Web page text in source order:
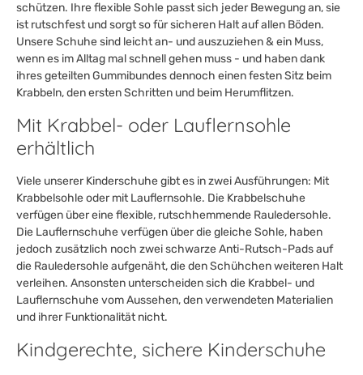
schützen. Ihre flexible Sohle passt sich jeder Bewegung an, sie
ist rutschfest und sorgt so für sicheren Halt auf allen Böden.
Unsere Schuhe sind leicht an- und auszuziehen & ein Muss,
wenn es im Alltag mal schnell gehen muss - und haben dank
ihres geteilten Gummibundes dennoch einen festen Sitz beim
Krabbeln, den ersten Schritten und beim Herumflitzen.
Mit Krabbel- oder Lauflernsohle
erhältlich
Viele unserer Kinderschuhe gibt es in zwei Ausführungen: Mit
Krabbelsohle oder mit Lauflernsohle. Die Krabbelschuhe
verfügen über eine flexible, rutschhemmende Rauledersohle.
Die Lauflernschuhe verfügen über die gleiche Sohle, haben
jedoch zusätzlich noch zwei schwarze Anti-Rutsch-Pads auf
die Rauledersohle aufgenäht, die den Schühchen weiteren Halt
verleihen. Ansonsten unterscheiden sich die Krabbel- und
Lauflernschuhe vom Aussehen, den verwendeten Materialien
und ihrer Funktionalität nicht.
Kindgerechte, sichere Kinderschuhe